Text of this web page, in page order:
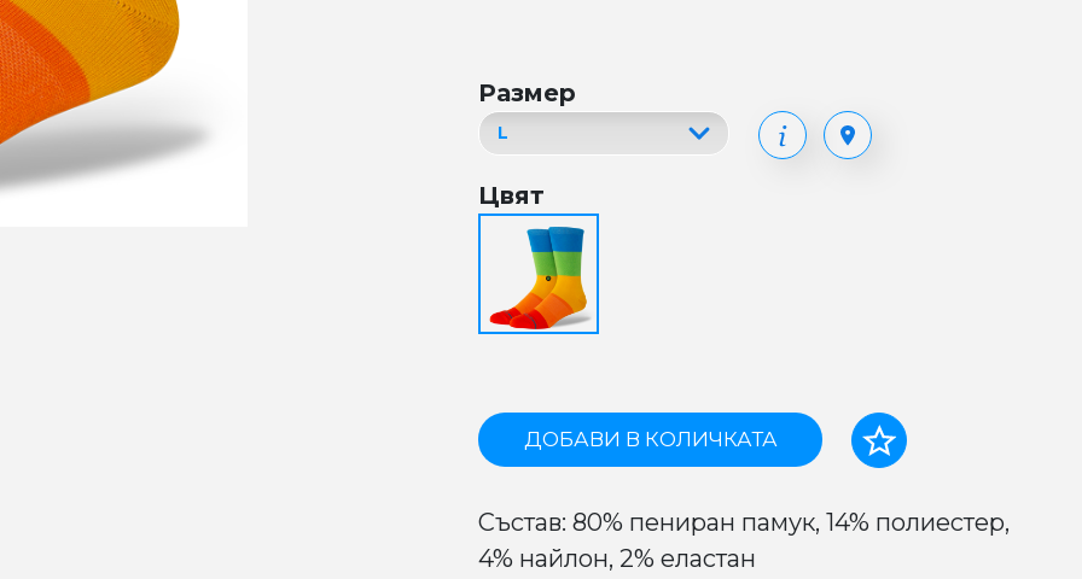
Размер
Цвят
ДОБАВИ В КОЛИЧКАТА
Състав: 80% пениран памук, 14% полиестер,
4% найлон, 2% еластан